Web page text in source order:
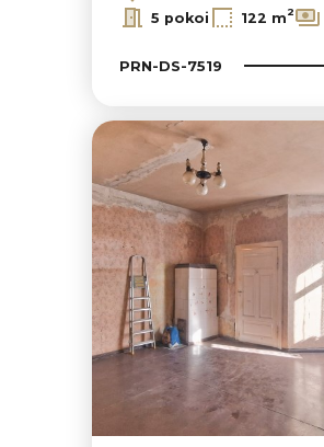
5 pokoi 122 m2
PRN-DS-7519